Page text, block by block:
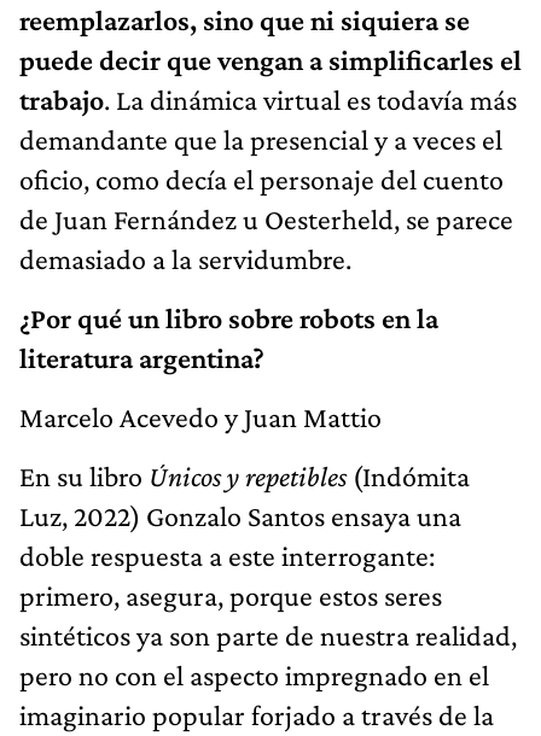
reemplazarlos, sino que ni siquiera se
puede decir que vengan a simplificarles el
trabajo. La dinámica virtual es todavía más
demandante que la presencial y a veces el
oficio, como decía el personaje del cuento
de Juan Fernández u Oesterheld, se parece
demasiado a la servidumbre.
¿Por qué un libro sobre robots en la
literatura argentina?
Marcelo Acevedo y Juan Mattio
En su libro Únicos y repetibles(Indómita
Luz, 2022) Gonzalo Santos ensaya una
doble respuesta a este interrogante:
primero, asegura, porque estos seres
sintéticos ya son parte de nuestra realidad,
pero no con el aspecto impregnado en el
imaginario popular forjado a través de la